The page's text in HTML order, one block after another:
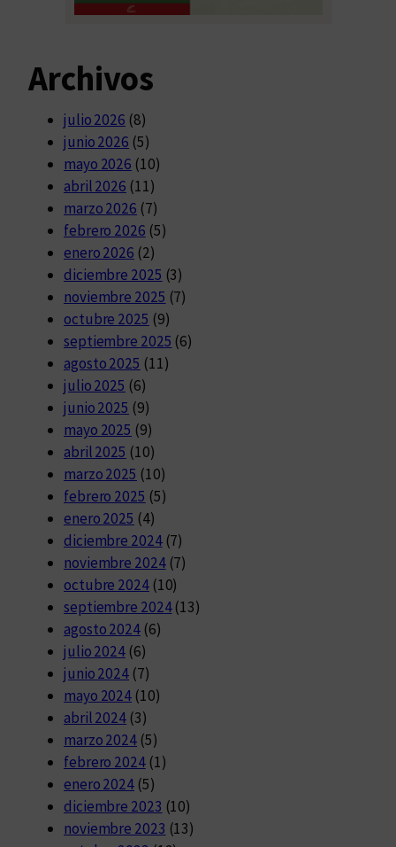
Archivos
julio 2026 (8)
junio 2026 (5)
mayo 2026 (10)
abril 2026 (11)
marzo 2026 (7)
febrero 2026 (5)
enero 2026 (2)
diciembre 2025 (3)
noviembre 2025 (7)
octubre 2025 (9)
septiembre 2025 (6)
agosto 2025 (11)
julio 2025 (6)
junio 2025 (9)
mayo 2025 (9)
abril 2025 (10)
marzo 2025 (10)
febrero 2025 (5)
enero 2025 (4)
diciembre 2024(7)
noviembre 2024(7)
octubre 2024(10)
septiembre 2024(13)
agosto 2024(6)
julio 2024 (6)
junio 2024 (7)
mayo 2024 (10)
abril 2024 (3)
marzo 2024 (5)
febrero 2024(1)
enero 2024 (5)
diciembre 2023 (10)
noviembre 2023 (13)